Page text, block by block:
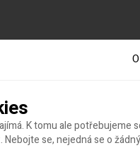
K tomu ale potřebujeme
se, nejedná se o